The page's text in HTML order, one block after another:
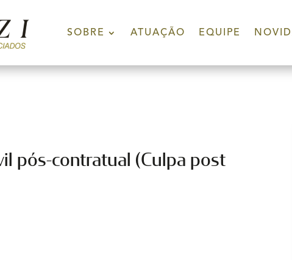
SOBRE ATUAÇÃO EQUIPE
pós-contratual (Culpa post